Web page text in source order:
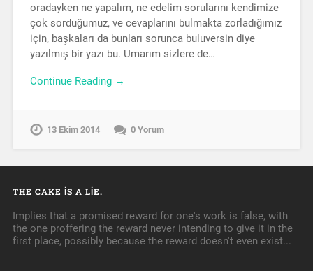
oradayken ne yapalım, ne edelim sorularını kendimize
çok sorduğumuz, ve cevaplarını bulmakta zorladığımız
için, başkaları da bunları sorunca buluversin diye
yazılmış bir yazı bu. Umarım sizlere de…
Continue Reading →
13 Ekim 2014 0 Yorum
THE CAKE IS A LIE.
Implies that a promised reward for one's work is false, with
the one proffering the reward never intending to give it in the
first place, possibly because the reward doesn't even exist...